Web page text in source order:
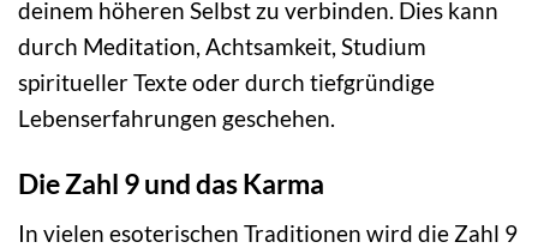
deinem höheren Selbst zu verbinden. Dies kann
durch Meditation, Achtsamkeit, Studium
spiritueller Texte oder durch tiefgründige
Lebenserfahrungen geschehen.
Die Zahl 9 und das Karma
In vielen esoterischen Traditionen wird die Zahl 9